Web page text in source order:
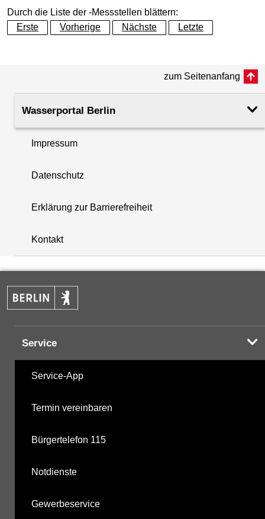
+
−
Durch die Liste der -Messstellen blättern:
Erste
Vorherige Nächste Letzte
zum Seitenanfang
Wasserportal Berlin
Impressum
Datenschutz
Erklärung zur Barrierefreiheit
Kontakt
Service
Service-App
Termin vereinbaren
Bürgertelefon 115
Notdienste
Gewerbeservice